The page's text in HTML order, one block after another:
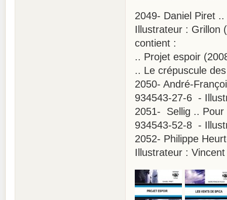
2049- Daniel Piret
Illustrateur : Grillon
contient :
.. Projet espoir
.. Le crépuscule
2050- André-
934543-27-6 -
2051- Sellig ..
934543-52-8 -
2052- Philippe
Illustrateur :